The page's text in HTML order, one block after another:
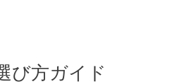
び方ガイド